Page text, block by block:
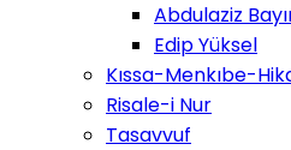
Abdulaziz
Edip Yüksel
Kıssa-Menkıbe-
Risale-i Nur
Tasavvuf